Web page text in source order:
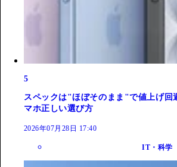
5
スペックは"ほぼそのまま"で値上げ
マホ正しい選び方
2026年07月28日 17:40
IT・科学